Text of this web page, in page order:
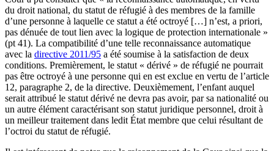
du droit national, du statut de réfugié à des membres de la famille
d’une personne à laquelle ce statut a été octroyé […] n’est, a priori,
pas dénuée de tout lien avec la logique de protection internationale »
(pt 41). La compatibilité d’une telle reconnaissance automatique
avec la directive 2011/95 a été soumise à la satisfaction de deux
conditions. Premièrement, le statut « dérivé » de réfugié ne pourrait
pas être octroyé à une personne qui en est exclue en vertu de l’article
12, paragraphe 2, de la directive. Deuxièmement, l’enfant auquel
serait attribué le statut dérivé ne devra pas avoir, par sa nationalité ou
un autre élément caractérisant son statut juridique personnel, droit à
un meilleur traitement dans ledit État membre que celui résultant de
l’octroi du statut de réfugié.